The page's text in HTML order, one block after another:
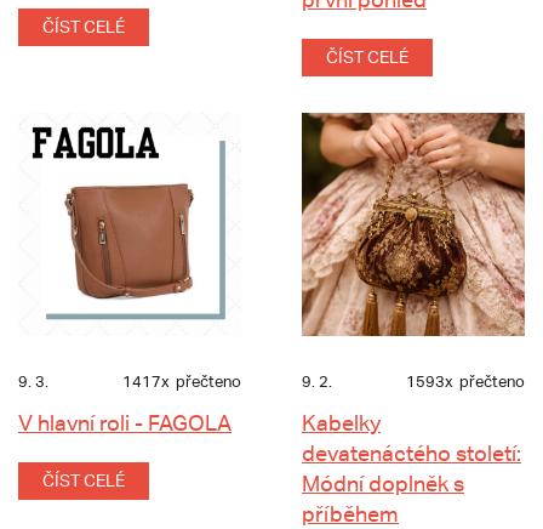
ČÍST CELÉ
ČÍST CELÉ
9. 3. 1417x přečteno
V hlavní roli - FAGOLA
ČÍST CELÉ
9. 2. 1593x přečteno
Kabelky
devatenáctého století:
Módní doplněk s
příběhem